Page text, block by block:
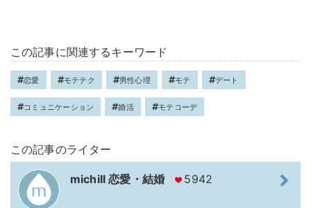
この記事に関連するキーワード
恋愛 モテテク 男性心理 モテ デート
コミュニケーション 婚活 モテコーデ
この記事のライター
michill 恋愛・結婚 5942